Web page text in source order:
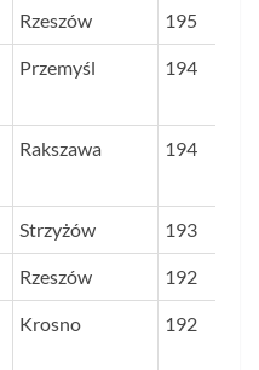
Rzeszów 195
Przemyśl 194
Rakszawa 194
Strzyżów 193
Rzeszów 192
Krosno 192